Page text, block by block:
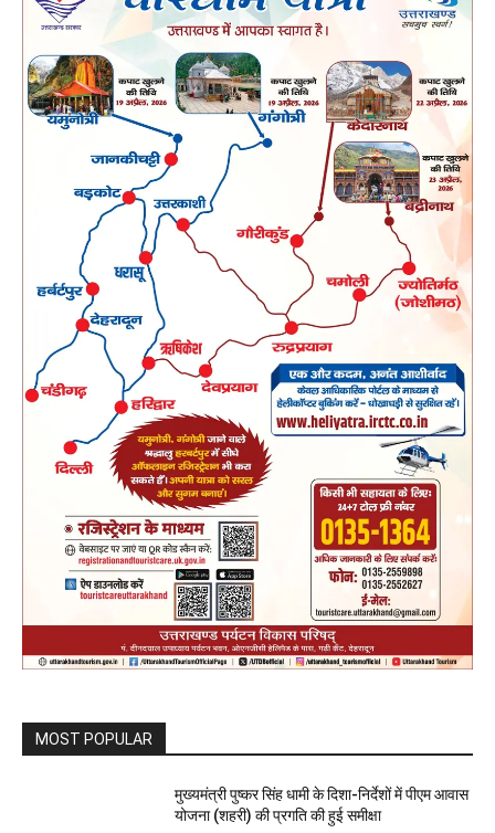
MOST POPULAR
मुख्यमंत्री पुष्कर सिंह धामी के दिशा-निर्देशों में पीएम आवास
योजना (शहरी) की प्रगति की हुई समीक्षा